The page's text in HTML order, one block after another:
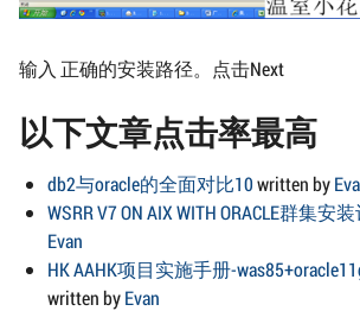
输入 正确的安装路径。点击Next
以下文章点击率最高
db2与oracle的全面对比10written by
WSRR V7 ON AIX WITH ORACLE群集安
Evan
HK AAHK项目实施手册-
written byEvan